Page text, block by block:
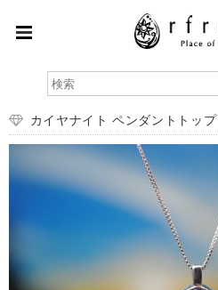
カイヤナイト ペンダントトップ